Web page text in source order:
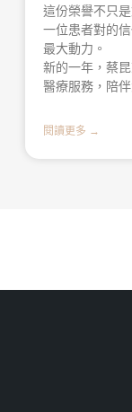
這份榮譽不只
一位患者對的
最大動力。
新的一年，蔡
醫療服務，陪
閱讀更多 →